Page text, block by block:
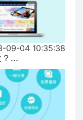
09-04 10:35:38
...